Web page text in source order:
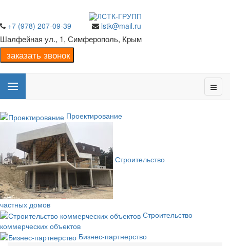
+7 (978) 207-09-39 lstk@mail.ru
Шалфейная ул., 1, Симферополь, Крым
Проектирование
Строительство
частных домов
Строительство
коммерческих объектов
Бизнес-партнерство